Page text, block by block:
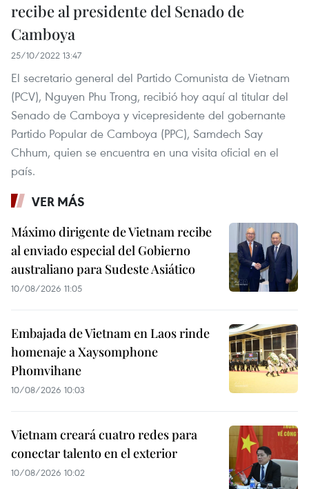
recibe al presidente del Senado de
Camboya
25/10/2022 13:47
El secretario general del Partido Comunista de Vietnam
(PCV), Nguyen Phu Trong, recibió hoy aquí al titular del
Senado de Camboya y vicepresidente del gobernante
Partido Popular de Camboya (PPC), Samdech Say
Chhum, quien se encuentra en una visita oficial en el
país.
VER MÁS
Máximo dirigente de Vietnam recibe
al enviado especial del Gobierno
australiano para Sudeste Asiático
10/08/2026 11:05
Embajada de Vietnam en Laos rinde
homenaje a Xaysomphone
Phomvihane
10/08/2026 10:03
Vietnam creará cuatro redes para
conectar talento en el exterior
10/08/2026 10:02